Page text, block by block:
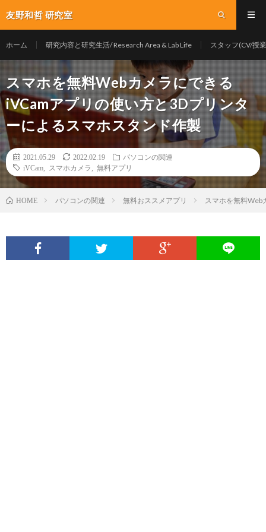
友野和哲 研究室
ホーム 研究内容と研究生活/ Research Area & Lab Life スタッフ(CV/授
スマホを無料Webカメラにできる
iVCamアプリの使い方と3Dプリンタ
ーによるスマホスタンド作製
2021.05.29 2022.02.19
パソコンの関連
iVCam
スマホカメラ 無料アプリ
HOME パソコンの関連 無料おススメアプリ スマホを無料Web